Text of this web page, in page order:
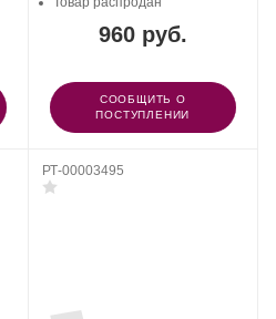
960 руб.
СООБЩИТЬ О
ПОСТУПЛЕНИИ
РТ-00003495